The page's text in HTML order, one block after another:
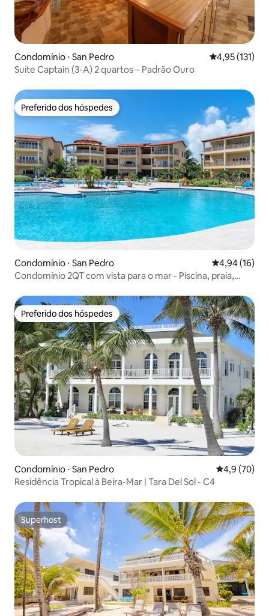
Condomínio ⋅ San Pedro 4,95 de uma
4,95 (131)
Suíte Captain (3-A) 2 quartos – Padrão Ouro
Preferido dos hóspedes
Preferido dos hóspedes
Condomínio ⋅ San Pedro 4,94 de uma
4,94 (16)
Condomínio 2QT com vista para o mar - Piscina, praia,
Preferido dos hóspedes
Preferido dos hóspedes
Condomínio ⋅ San Pedro 4,9 de uma
4,9 (70)
Residência Tropical à Beira-Mar | Tara Del Sol - C4
Superhost
Superhost